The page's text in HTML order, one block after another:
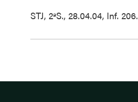
STJ, 2ªS., 28.04.04, Inf. 206.